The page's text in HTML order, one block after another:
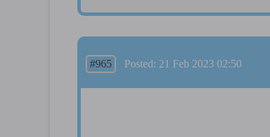
#965 Posted: 21 Feb 2023 02:50